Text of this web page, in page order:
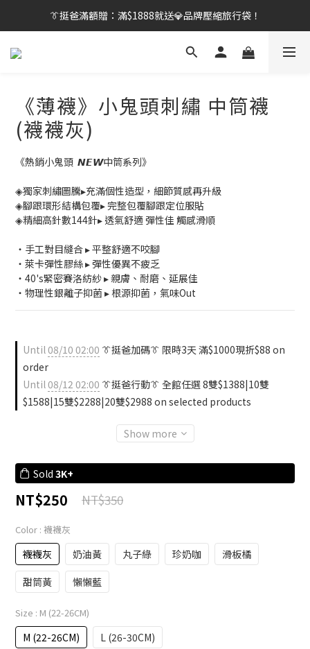
👔挺爸行動：全館襪款【最低$149起】✨立即下單！
👔挺爸滿額贈：滿$1888就送💎品牌壓縮旅行袋！
【刷卡/電子支付限定】下單送✨WARX品牌質感杯袋！
《薄襪》小鬼頭刺繡 中筒襪
(襪襪灰)
《熱銷小鬼頭  𝙉𝙀𝙒中筒系列》
◈獨家刺繡圖騰▸充滿個性造型，細節質感再升級
◈腳跟環形結構包覆▸ 完整包覆腳跟定位服貼
◈精細高針數144針▸ 透氣舒適 彈性佳 觸感滑順
・手工對目縫合 ▸ 平整舒適不咬腳
・萊卡彈性膠絲 ▸ 彈性優異不疲乏
・40's緊密賽洛紡紗 ▸ 親膚、耐磨、延展佳
・物理性銀離子抑菌 ▸ 根源抑菌，氣味Out
Until08/10 02:00 👔挺爸加碼👔 限時3天 滿$1000現折$88 on
order
Until08/12 02:00 👔挺爸行動👔 全館任選 8雙$1388|10雙
$1588|15雙$2288|20雙$2988 on selected products
Show more
Sold 3K+
NT$250 NT$350
Color : 襪襪灰
襪襪灰 奶油黃 丸子綠 珍奶咖
滑板橘
甜筒黃
懶懶藍
Size : M (22-26CM)
M (22-26CM) L (26-30CM)